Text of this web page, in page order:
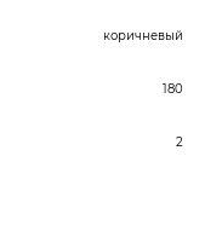
коричневый
180
2